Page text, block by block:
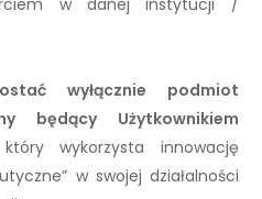
w danej instytucji /
wyłącznie podmiot
będący Użytkownikiem
wykorzysta innowację
w swojej działalności